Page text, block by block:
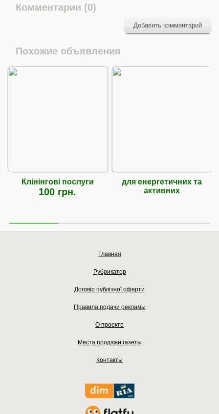
Комментарии (0)
Добавить комментарий
Похожие объявления
Клінінгові послуги
100 грн.
для енергетичних та
активних
Главная
Рубрикатор
Договір публічної оферти
Правила подачи рекламы
О проекте
Места продажи газеты
Контакты